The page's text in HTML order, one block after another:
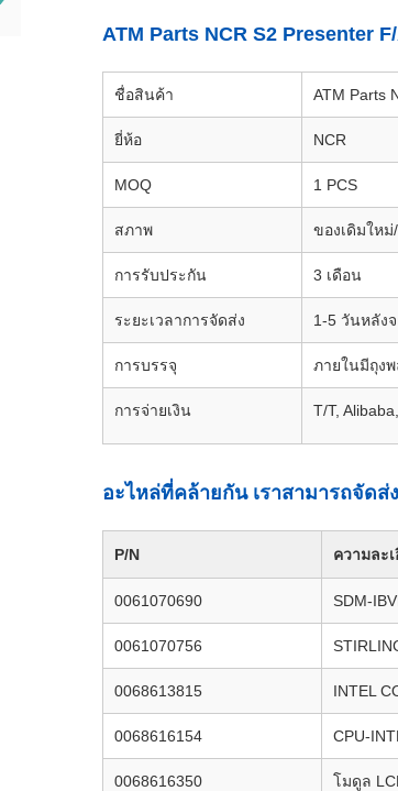
ATM Parts NCR S2 Presenter
ชื่อสินค้า ATM Parts
ยี่ห้อ NCR
MOQ 1 PCS
สภาพ ของเดิมให
การรับประกัน 3 เดือน
ระยะเวลาการจัดส่ง 1-5 วันหลัง
การบรรจุ ภายในมีถุง
การจ่ายเงิน T/T,
อะไหล่ที่คล้ายกัน เราสามารถจัดส่ง
P/N ความละ
0061070690 SDM-
0061070756
0068613815 INTEL
0068616154 CPU-
0068616350 โมดูล